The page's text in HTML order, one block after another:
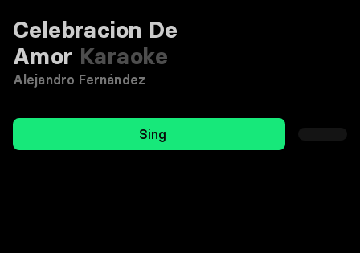
Celebracion De
Amor Karaoke
Alejandro Fernández
Sing